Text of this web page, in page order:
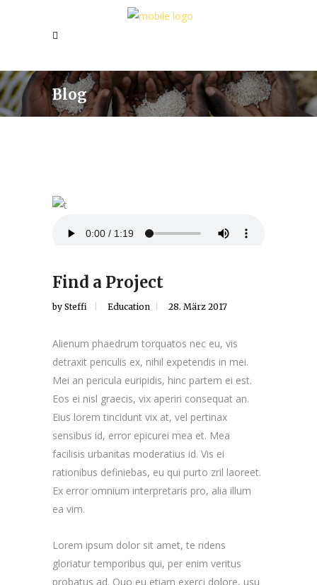
Blog
Find a Project
by Steffi Education 28. März 2017
Alienum phaedrum torquatos nec eu, vis
detraxit periculis ex, nihil expetendis in mei.
Mei an pericula euripidis, hinc partem ei est.
Eos ei nisl graecis, vix aperiri consequat an.
Eius lorem tincidunt vix at, vel pertinax
sensibus id, error epicurei mea et. Mea
facilisis urbanitas moderatius id. Vis ei
rationibus definiebas, eu qui purto zril laoreet.
Ex error omnium interpretaris pro, alia illum
ea vim.
Lorem ipsum dolor sit amet, te ridens
gloriatur temporibus qui, per enim veritus
probatus ad. Quo eu etiam exerci dolore, usu